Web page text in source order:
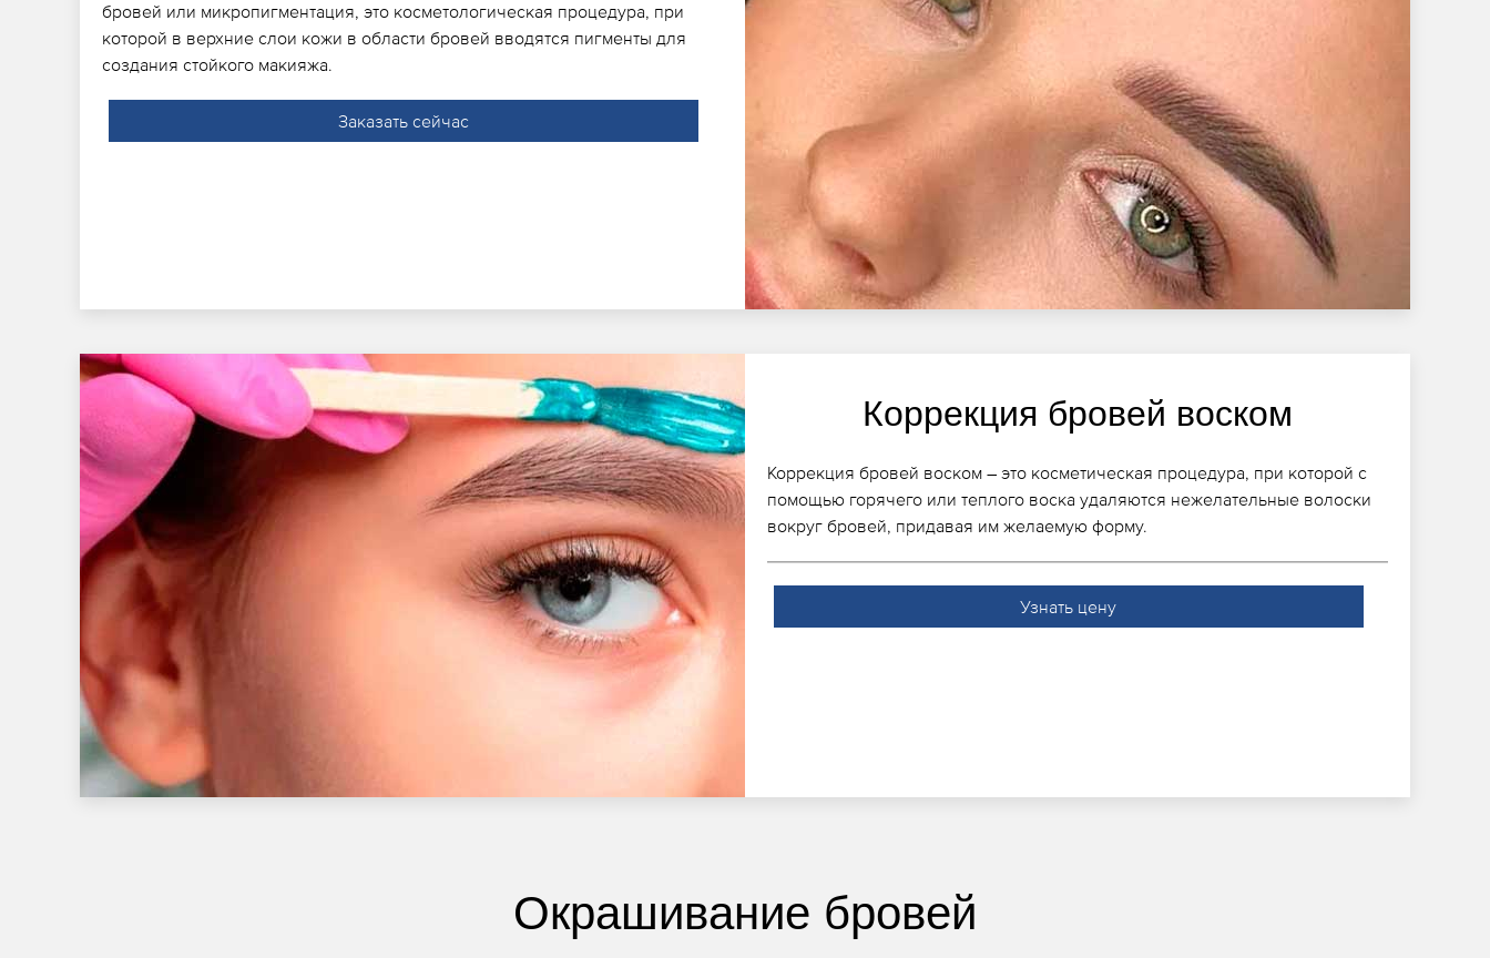
бровей или микропигментация, это косметологическая процедура, при
которой в верхние слои кожи в области бровей вводятся пигменты для
создания стойкого макияжа.
Заказать сейчас
Коррекция бровей воском
Коррекция бровей воском – это косметическая процедура, при которой с
помощью горячего или теплого воска удаляются нежелательные волоски
вокруг бровей, придавая им желаемую форму.
Узнать цену
Окрашивание бровей